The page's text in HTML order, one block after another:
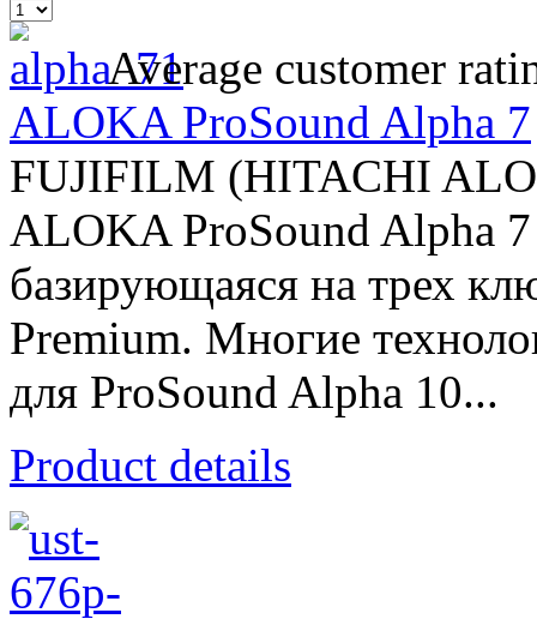
Average customer
ALOKA ProSound Alpha 7
FUJIFILM (HITACHI
ALOKA ProSound Alpha 7
базирующаяся на трех
Premium. Многие
для ProSound Alpha 10...
Product details